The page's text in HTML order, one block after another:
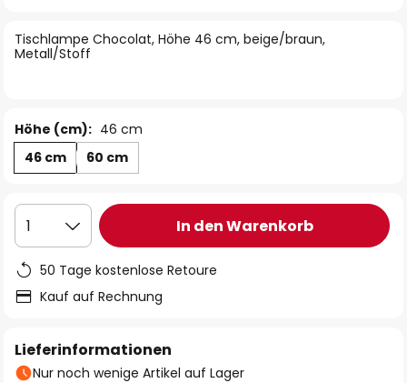
springen
Tischlampe Chocolat, Höhe 46 cm, beige/braun,
Metall/Stoff
Höhe (cm): 46 cm
46 cm
60 cm
1 In den Warenkorb
50 Tage kostenlose Retoure
Kauf auf Rechnung
Lieferinformationen
Nur noch wenige Artikel auf Lager